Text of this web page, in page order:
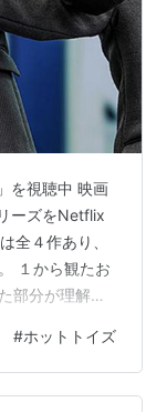
を視聴中 映画
ーズをNetflix
全４作あり、
１から観たお
部分が理解で
ウィック：パ
コンセクエン
を刺す戦い方が
#ホットトイズ